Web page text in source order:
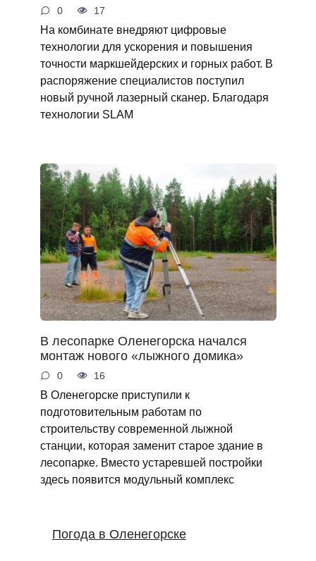
0 17
На комбинате внедряют цифровые
технологии для ускорения и повышения
точности маркшейдерских и горных работ. В
распоряжение специалистов поступил
новый ручной лазерный сканер. Благодаря
технологии SLAM
В лесопарке Оленегорска начался
монтаж нового «лыжного домика»
0 16
В Оленегорске приступили к
подготовительным работам по
строительству современной лыжной
станции, которая заменит старое здание в
лесопарке. Вместо устаревшей постройки
здесь появится модульный комплекс
Погода в Оленегорске